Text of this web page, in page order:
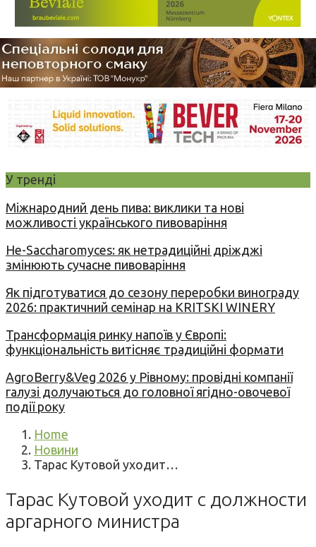
У тренді
Міжнародний день пива: виклики та нові
можливості українського пивоваріння
Не-Saccharomyces: як нетрадиційні дріжджі
змінюють сучасне пивоваріння
Як підготуватися до сезону переробки винограду
2026: практичний семінар на KRITSKI WINERY
Трансформація ринку напоїв у Європі:
функціональність витісняє традиційні формати
AgroBerry&Veg 2026 у Рівному: провідні компанії
галузі долучаються до головної ягідно-овочевої
події року
Home
Новини
Тарас Кутовой уходит…
Тарас Кутовой уходит с должности
аргарного министра